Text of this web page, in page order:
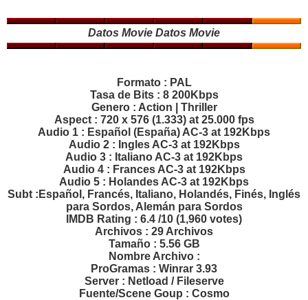
Datos Movie Datos Movie
Formato : PAL
Tasa de Bits : 8 200Kbps
Genero : Action | Thriller
Aspect : 720 x 576 (1.333) at 25.000 fps
Audio 1 : Español (España) AC-3 at 192Kbps
Audio 2 : Ingles AC-3 at 192Kbps
Audio 3 : Italiano AC-3 at 192Kbps
Audio 4 : Frances AC-3 at 192Kbps
Audio 5 : Holandes AC-3 at 192Kbps
Subt :Español, Francés, Italiano, Holandés, Finés, Inglés
para Sordos, Alemán para Sordos
IMDB Rating : 6.4 /10 (1,960 votes)
Archivos : 29 Archivos
Tamaño : 5.56 GB
Nombre Archivo :
ProGramas : Winrar 3.93
Server : Netload / Fileserve
Fuente/Scene Goup : Cosmo